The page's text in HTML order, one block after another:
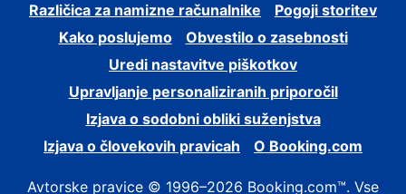
Različica za namizne računalnike
Pogoji storitev
Kako poslujemo
Obvestilo o zasebnosti
Uredi nastavitve piškotkov
Upravljanje personaliziranih priporočil
Izjava o sodobni obliki suženjstva
Izjava o človekovih pravicah
O Booking.com
Avtorske pravice © 1996–2026 Booking.com™. Vse